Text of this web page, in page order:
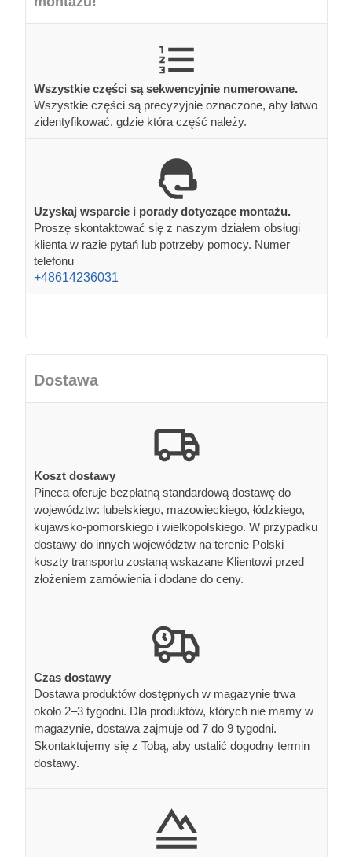
Wszystkie części są sekwencyjnie numerowane.
Wszystkie części są precyzyjnie oznaczone, aby łatwo
zidentyfikować, gdzie która część należy.
Uzyskaj wsparcie i porady dotyczące montażu.
Proszę skontaktować się z naszym działem obsługi
klienta w razie pytań lub potrzeby pomocy. Numer
telefonu
+48614236031
Dostawa
Koszt dostawy
Pineca oferuje bezpłatną standardową dostawę do
województw: lubelskiego, mazowieckiego, łódzkiego,
kujawsko-pomorskiego i wielkopolskiego. W przypadku
dostawy do innych województw na terenie Polski
koszty transportu zostaną wskazane Klientowi przed
złożeniem zamówienia i dodane do ceny.
Czas dostawy
Dostawa produktów dostępnych w magazynie trwa
około 2–3 tygodni. Dla produktów, których nie mamy w
magazynie, dostawa zajmuje od 7 do 9 tygodni.
Skontaktujemy się z Tobą, aby ustalić dogodny termin
dostawy.